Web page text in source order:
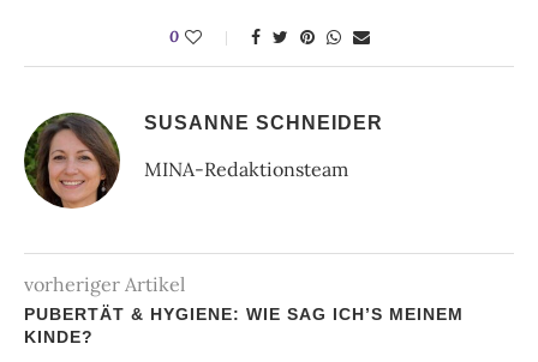
0
SUSANNE SCHNEIDER
MINA-Redaktionsteam
vorheriger Artikel
PUBERTÄT & HYGIENE: WIE SAG ICH’S MEINEM
KINDE?